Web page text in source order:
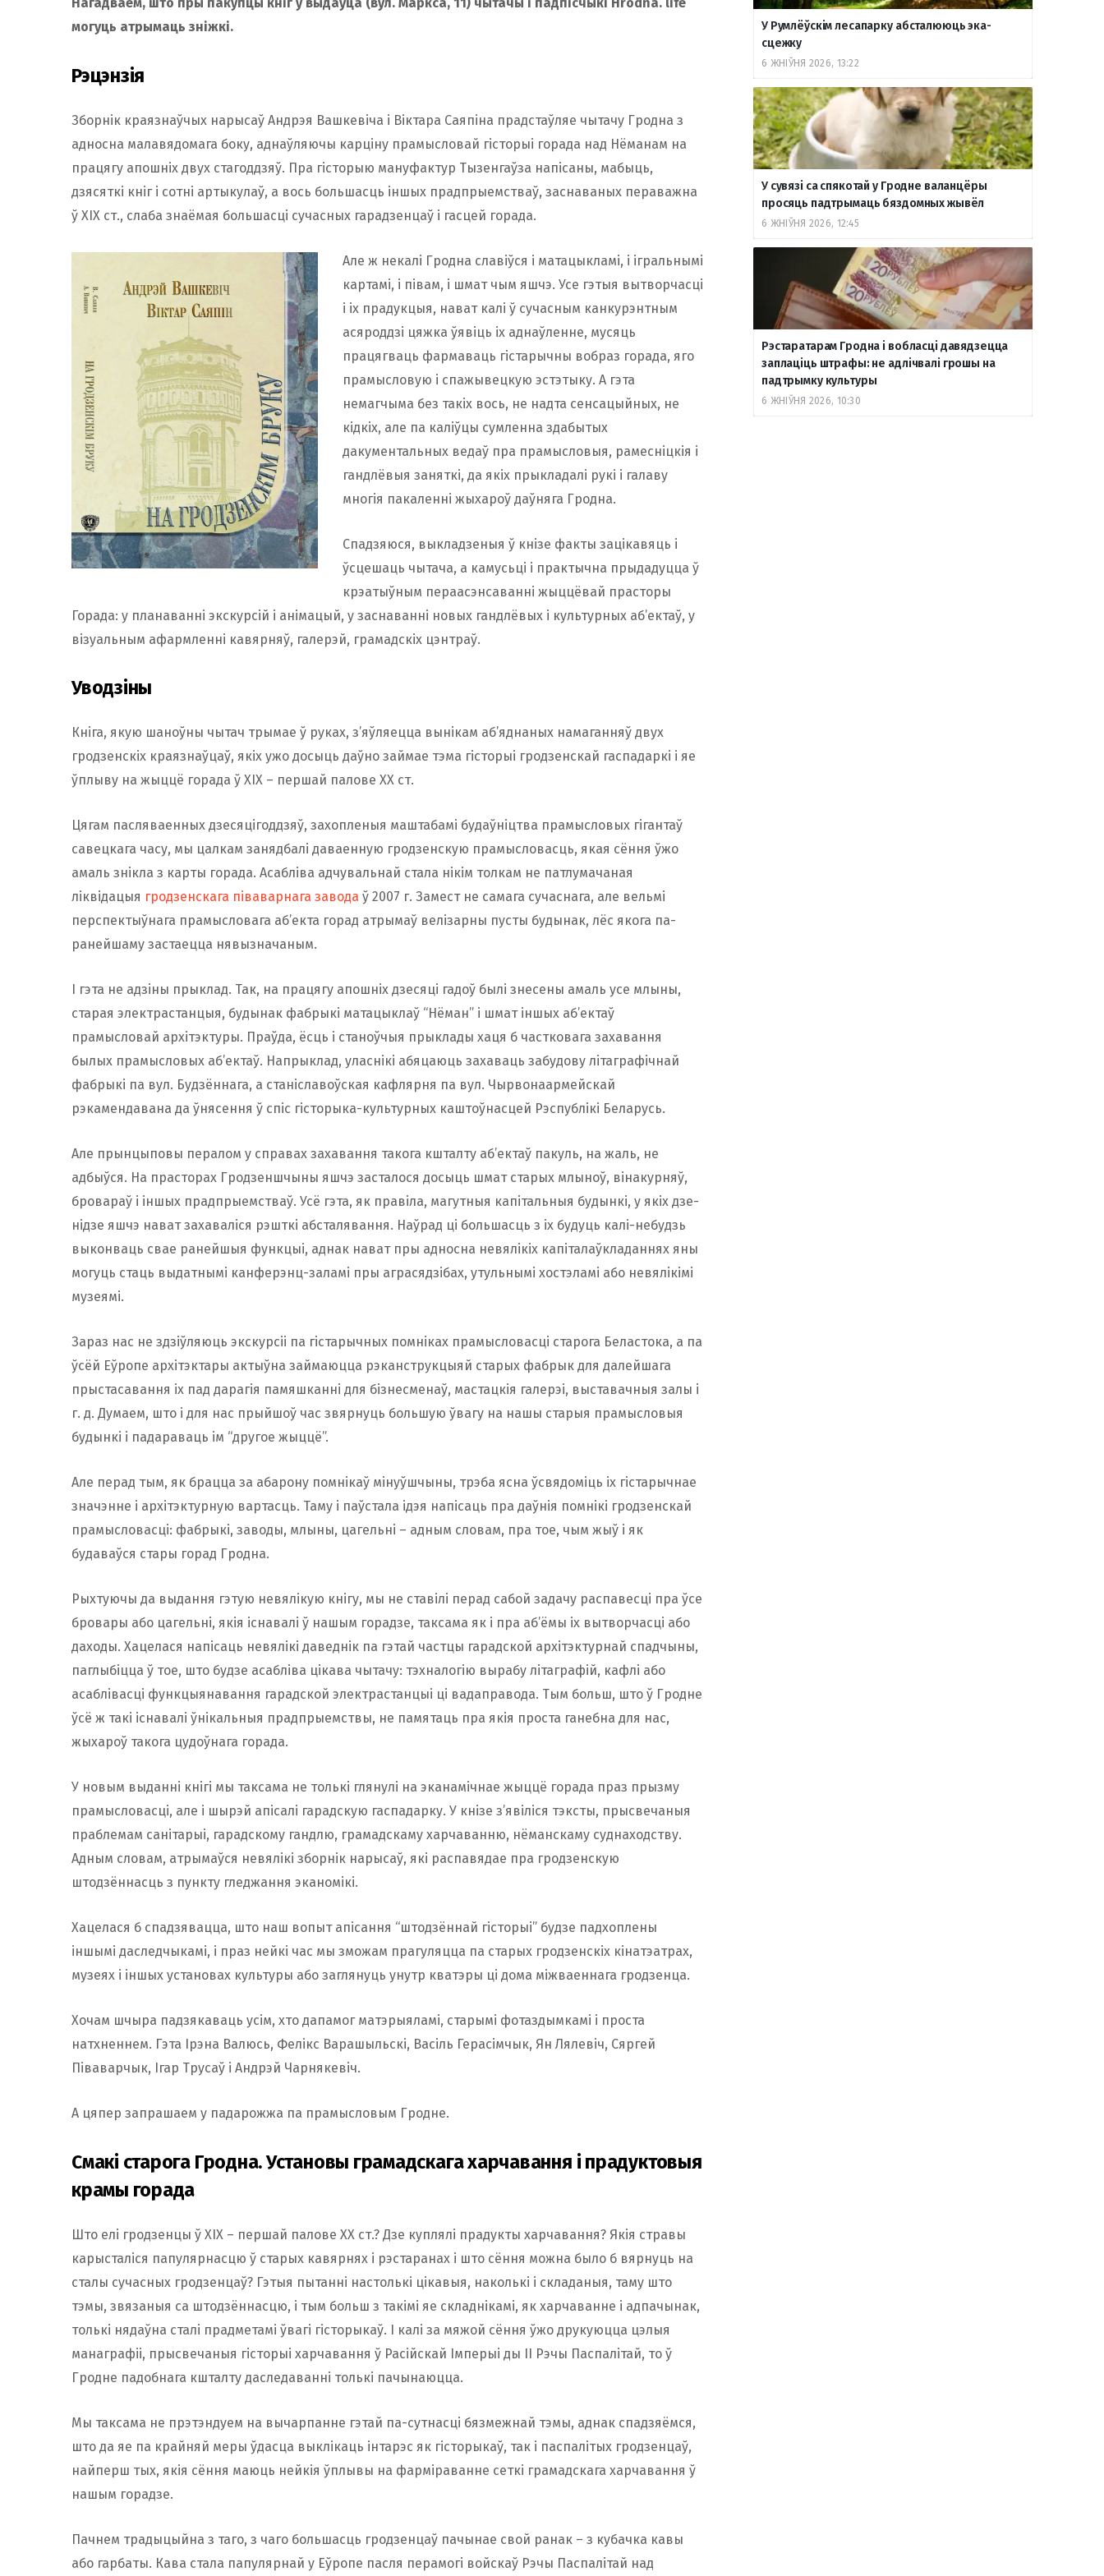
могуць атрымаць зніжкі.
Рэцэнзія
Зборнік краязнаўчых нарысаў Андрэя Вашкевіча і Віктара Саяпіна прадстаўляе чытачу Гродна з
адносна малавядомага боку, аднаўляючы карціну прамысловай гісторыі горада над Нёманам на
працягу апошніх двух стагоддзяў. Пра гісторыю мануфактур Тызенгаўза напісаны, мабыць,
дзясяткі кніг і сотні артыкулаў, а вось большасць іншых прадпрыемстваў, заснаваных пераважна
ў ХІХ ст., слаба знаёмая большасці сучасных гарадзенцаў і гасцей горада.
Але ж некалі Гродна славіўся і матацыкламі, і ігральнымі
картамі, і півам, і шмат чым яшчэ. Усе гэтыя вытворчасці
і іх прадукцыя, нават калі ў сучасным канкурэнтным
асяроддзі цяжка ўявіць іх аднаўленне, мусяць
працягваць фармаваць гістарычны вобраз горада, яго
прамысловую і спажывецкую эстэтыку. А гэта
немагчыма без такіх вось, не надта сенсацыйных, не
кідкіх, але па каліўцы сумленна здабытых
дакументальных ведаў пра прамысловыя, рамесніцкія і
гандлёвыя заняткі, да якіх прыкладалі рукі і галаву
многія пакаленні жыхароў даўняга Гродна.
Спадзяюся, выкладзеныя ў кнізе факты зацікавяць і
ўсцешаць чытача, а камусьці і практычна прыдадуцца ў
крэатыўным пераасэнсаванні жыццёвай прасторы
Горада: у планаванні экскурсій і анімацый, у заснаванні новых гандлёвых і культурных аб’ектаў, у
візуальным афармленні кавярняў, галерэй, грамадскіх цэнтраў.
Уводзіны
Кніга, якую шаноўны чытач трымае ў руках, з’яўляецца вынікам аб’яднаных намаганняў двух
гродзенскіх краязнаўцаў, якіх ужо досыць даўно займае тэма гісторыі гродзенскай гаспадаркі і яе
ўплыву на жыццё горада ў ХІХ – першай палове ХХ ст.
Цягам пасляваенных дзесяцігоддзяў, захопленыя маштабамі будаўніцтва прамысловых гігантаў
савецкага часу, мы цалкам занядбалі даваенную гродзенскую прамысловасць, якая сёння ўжо
амаль знікла з карты горада. Асабліва адчувальнай стала нікім толкам не патлумачаная
ліквідацыя гродзенскага піваварнага завода ў 2007 г. Замест не самага сучаснага, але вельмі
перспектыўнага прамысловага аб’екта горад атрымаў велізарны пусты будынак, лёс якога па-
ранейшаму застаецца нявызначаным.
І гэта не адзіны прыклад. Так, на працягу апошніх дзесяці гадоў былі знесены амаль усе млыны,
старая электрастанцыя, будынак фабрыкі матацыклаў “Нёман” і шмат іншых аб’ектаў
прамысловай архітэктуры. Праўда, ёсць і станоўчыя прыклады хаця б частковага захавання
былых прамысловых аб’ектаў. Напрыклад, уласнікі абяцаюць захаваць забудову літаграфічнай
фабрыкі па вул. Будзённага, а станіславоўская кафлярня па вул. Чырвонаармейскай
рэкамендавана да ўнясення ў спіс гісторыка-культурных каштоўнасцей Рэспублікі Беларусь.
Але прынцыповы пералом у справах захавання такога кшталту аб’ектаў пакуль, на жаль, не
адбыўся. На прасторах Гродзеншчыны яшчэ засталося досыць шмат старых млыноў, вінакурняў,
бровараў і іншых прадпрыемстваў. Усё гэта, як правіла, магутныя капітальныя будынкі, у якіх дзе-
нідзе яшчэ нават захаваліся рэшткі абсталявання. Наўрад ці большасць з іх будуць калі-небудзь
выконваць свае ранейшыя функцыі, аднак нават пры адносна невялікіх капіталаўкладаннях яны
могуць стаць выдатнымі канферэнц-заламі пры аграсядзібах, утульнымі хостэламі або невялікімі
музеямі.
Зараз нас не здзіўляюць экскурсіі па гістарычных помніках прамысловасці старога Беластока, а па
ўсёй Еўропе архітэктары актыўна займаюцца рэканструкцыяй старых фабрык для далейшага
прыстасавання іх пад дарагія памяшканні для бізнесменаў, мастацкія галерэі, выставачныя залы і
г. д. Думаем, што і для нас прыйшоў час звярнуць большую ўвагу на нашы старыя прамысловыя
будынкі і падараваць ім “другое жыццё”.
Але перад тым, як брацца за абарону помнікаў мінуўшчыны, трэба ясна ўсвядоміць іх гістарычнае
значэнне і архітэктурную вартасць. Таму і паўстала ідэя напісаць пра даўнія помнікі гродзенскай
прамысловасці: фабрыкі, заводы, млыны, цагельні – адным словам, пра тое, чым жыў і як
будаваўся стары горад Гродна.
Рыхтуючы да выдання гэтую невялікую кнігу, мы не ставілі перад сабой задачу распавесці пра ўсе
бровары або цагельні, якія існавалі ў нашым горадзе, таксама як і пра аб’ёмы іх вытворчасці або
даходы. Хацелася напісаць невялікі даведнік па гэтай частцы гарадской архітэктурнай спадчыны,
паглыбіцца ў тое, што будзе асабліва цікава чытачу: тэхналогію вырабу літаграфій, кафлі або
асаблівасці функцыянавання гарадской электрастанцыі ці вадаправода. Тым больш, што ў Гродне
ўсё ж такі існавалі ўнікальныя прадпрыемствы, не памятаць пра якія проста ганебна для нас,
жыхароў такога цудоўнага горада.
У новым выданні кнігі мы таксама не толькі глянулі на эканамічнае жыццё горада праз прызму
прамысловасці, але і шырэй апісалі гарадскую гаспадарку. У кнізе з’явіліся тэксты, прысвечаныя
праблемам санітарыі, гарадскому гандлю, грамадскаму харчаванню, нёманскаму суднаходству.
Адным словам, атрымаўся невялікі зборнік нарысаў, які распавядае пра гродзенскую
штодзённасць з пункту гледжання эканомікі.
Хацелася б спадзявацца, што наш вопыт апісання “штодзённай гісторыі” будзе падхоплены
іншымі даследчыкамі, і праз нейкі час мы зможам прагуляцца па старых гродзенскіх кінатэатрах,
музеях і іншых установах культуры або заглянуць унутр кватэры ці дома міжваеннага гродзенца.
Хочам шчыра падзякаваць усім, хто дапамог матэрыяламі, старымі фотаздымкамі і проста
натхненнем. Гэта Ірэна Валюсь, Фелікс Варашыльскі, Васіль Герасімчык, Ян Лялевіч, Сяргей
Піваварчык, Ігар Трусаў і Андрэй Чарнякевіч.
А цяпер запрашаем у падарожжа па прамысловым Гродне.
Смакі старога Гродна. Установы грамадскага харчавання і прадуктовыя
крамы горада
Што елі гродзенцы ў ХІХ – першай палове ХХ ст.? Дзе куплялі прадукты харчавання? Якія стравы
карысталіся папулярнасцю ў старых кавярнях і рэстаранах і што сёння можна было б вярнуць на
сталы сучасных гродзенцаў? Гэтыя пытанні настолькі цікавыя, наколькі і складаныя, таму што
тэмы, звязаныя са штодзённасцю, і тым больш з такімі яе складнікамі, як харчаванне і адпачынак,
толькі нядаўна сталі прадметамі ўвагі гісторыкаў. І калі за мяжой сёння ўжо друкуюцца цэлыя
манаграфіі, прысвечаныя гісторыі харчавання ў Расійскай Імперыі ды ІІ Рэчы Паспалітай, то ў
Гродне падобнага кшталту даследаванні толькі пачынаюцца.
Мы таксама не прэтэндуем на вычарпанне гэтай па-сутнасці бязмежнай тэмы, аднак спадзяёмся,
што да яе па крайняй меры ўдасца выклікаць інтарэс як гісторыкаў, так і паспалітых гродзенцаў,
найперш тых, якія сёння маюць нейкія ўплывы на фарміраванне сеткі грамадскага харчавання ў
нашым горадзе.
Пачнем традыцыйна з таго, з чаго большасць гродзенцаў пачынае свой ранак – з кубачка кавы
або гарбаты. Кава стала папулярнай у Еўропе пасля перамогі войскаў Рэчы Паспалітай над
У Румлёўскім лесапарку абсталююць эка-
сцежку
6 ЖНІЎНЯ 2026, 13:22
У сувязі са спякотай у Гродне валанцёры
просяць падтрымаць бяздомных жывёл
6 ЖНІЎНЯ 2026, 12:45
Рэстаратарам Гродна і вобласці давядзецца
заплаціць штрафы: не адлічвалі грошы на
падтрымку культуры
6 ЖНІЎНЯ 2026, 10:30